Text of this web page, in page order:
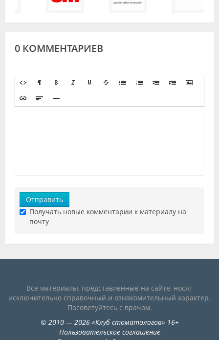
0 КОММЕНТАРИЕВ
Отправить
Получать новые комментарии к материалу на
почту
Все материалы, представленные на сайте, носят
исключительно справочный и ознакомительный характер.
Посоветуйтесь с врачом.
© 2010— 2026«Клуб стоматологов» 16+
Пользовательское соглашение